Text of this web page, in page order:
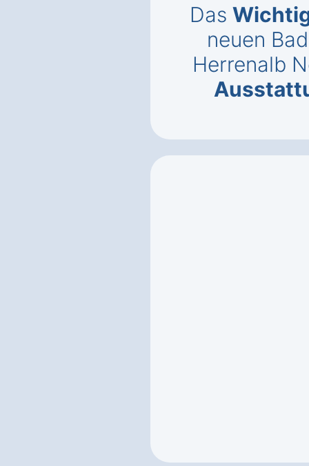
Das
neuen
Herrenalb